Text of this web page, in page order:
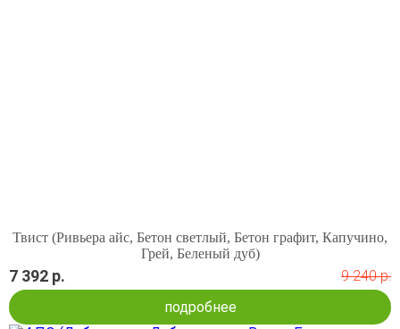
Твист (Ривьера айс, Бетон светлый, Бетон графит, Капучино,
Грей, Беленый дуб)
7 392 р.
9 240 р.
подробнее